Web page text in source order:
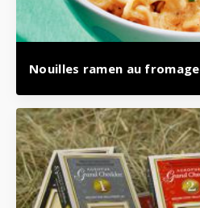
Nouilles ramen au fromage